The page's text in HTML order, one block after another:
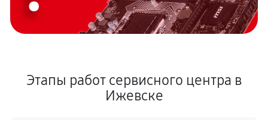
Этапы работ сервисного центра в
Ижевске